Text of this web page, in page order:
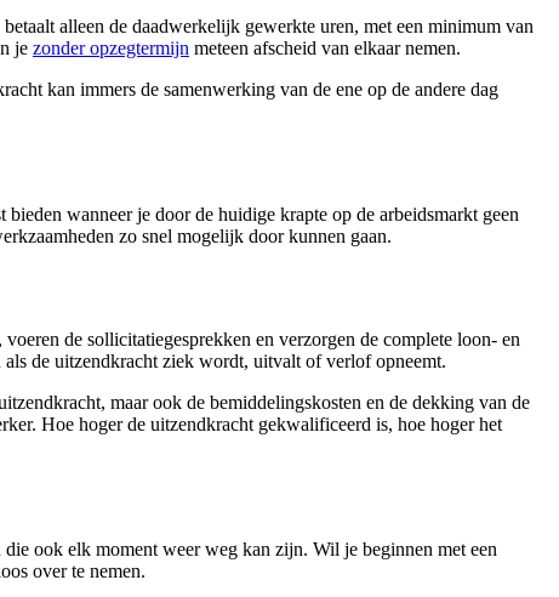
alleen de daadwerkelijk gewerkte uren, met een minimum van
je zonderopzegtermijn meteen afscheid van elkaar nemen.
kan immers de samenwerking van de ene op de andere dag
wanneer je door de huidige krapte op de arbeidsmarkt geen
zo snel mogelijk door kunnen gaan.
de sollicitatiegesprekken en verzorgen de complete loon- en
de uitzendkracht ziek wordt, uitvalt of verlof opneemt.
maar ook de bemiddelingskosten en de dekking van de
Hoe hoger de uitzendkracht gekwalificeerd is, hoe hoger het
ook elk moment weer weg kan zijn. Wil je beginnen met een
over te nemen.